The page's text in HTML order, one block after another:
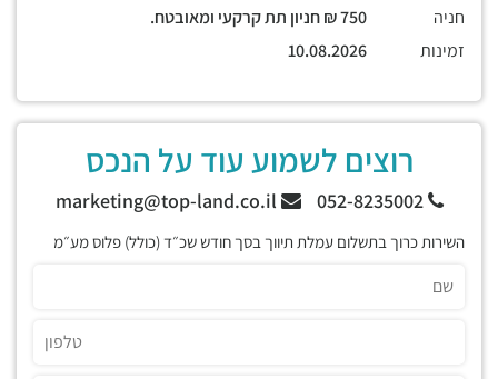
חניה
זמינות
רוצים לשמוע עוד על הנכס
052-8235002
השירות כרוך בתשלום עמלת תיווך בסך חודש שכ״ד (כולל) פלוס מע״מ